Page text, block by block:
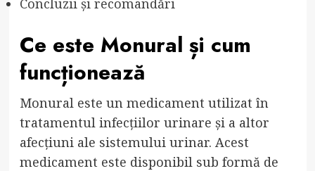
Ce este Monural și cum
funcționează
Monural este un medicament utilizat în
tratamentul infecțiilor urinare și a altor
afecțiuni ale sistemului urinar. Acest
medicament este disponibil sub formă de